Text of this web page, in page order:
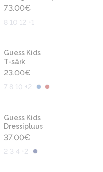
73.00€
8 10 12 +1
Guess Kids
T-särk
23.00€
7 8 10 +2
Guess Kids
Dressipluus
37.00€
2 3 4 +2